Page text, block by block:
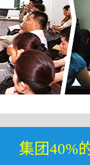
集团40%